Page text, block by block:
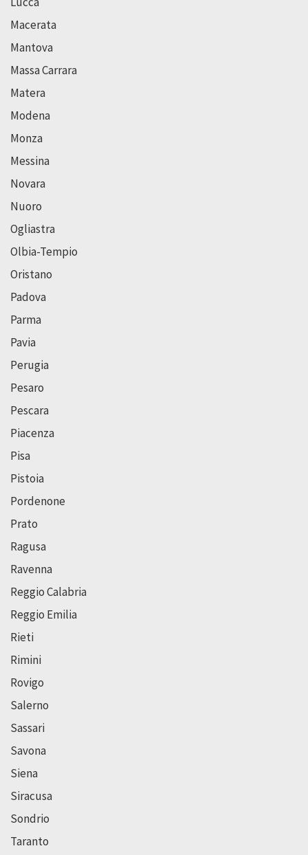
Macerata
Mantova
Massa Carrara
Matera
Modena
Monza
Messina
Novara
Nuoro
Ogliastra
Olbia-Tempio
Oristano
Padova
Parma
Pavia
Perugia
Pesaro
Pescara
Piacenza
Pisa
Pistoia
Pordenone
Prato
Ragusa
Ravenna
Reggio Calabria
Reggio Emilia
Rieti
Rimini
Rovigo
Salerno
Sassari
Savona
Siena
Siracusa
Sondrio
Taranto